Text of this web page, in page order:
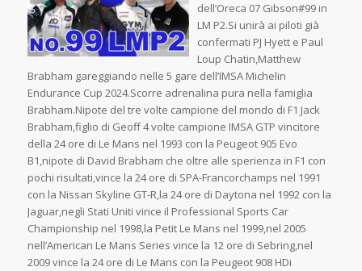
dell’Oreca 07 Gibson#99 in
LM P2.Si unirà ai piloti già
confermati PJ Hyett e Paul
Loup Chatin,Matthew
Brabham gareggiando nelle 5 gare dell’IMSA Michelin
Endurance Cup 2024.Scorre adrenalina pura nella famiglia
Brabham.Nipote del tre volte campione del mondo di F1 Jack
Brabham,figlio di Geoff 4 volte campione IMSA GTP vincitore
della 24 ore di Le Mans nel 1993 con la Peugeot 905 Evo
B1,nipote di David Brabham che oltre alle sperienza in F1 con
pochi risultati,vince la 24 ore di SPA-Francorchamps nel 1991
con la Nissan Skyline GT-R,la 24 ore di Daytona nel 1992 con la
Jaguar,negli Stati Uniti vince il Professional Sports Car
Championship nel 1998,la Petit Le Mans nel 1999,nel 2005
nell’American Le Mans Series vince la 12 ore di Sebring,nel
2009 vince la 24 ore di Le Mans con la Peugeot 908 HDi